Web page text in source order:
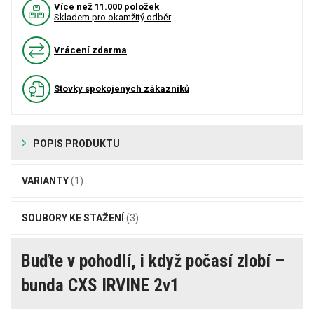
Více než 11.000 položek
Skladem pro okamžitý odběr
Vrácení zdarma
Stovky spokojených zákazníků
POPIS PRODUKTU
VARIANTY(1)
SOUBORY KE STAŽENÍ (3)
Buďte v pohodlí, i když počasí zlobí –
bunda CXS IRVINE 2v1